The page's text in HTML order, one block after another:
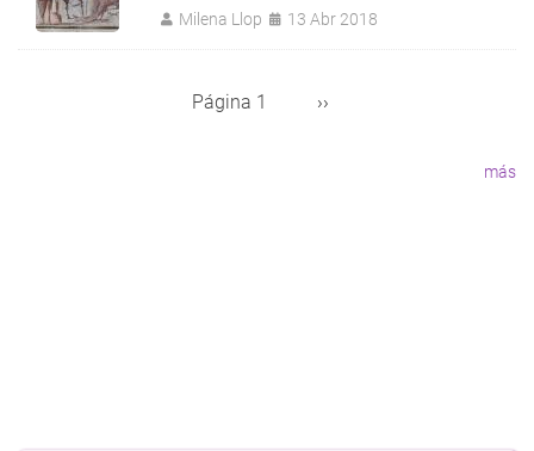
Milena Llop 13 Abr 2018
Página 1
Siguiente
››
más